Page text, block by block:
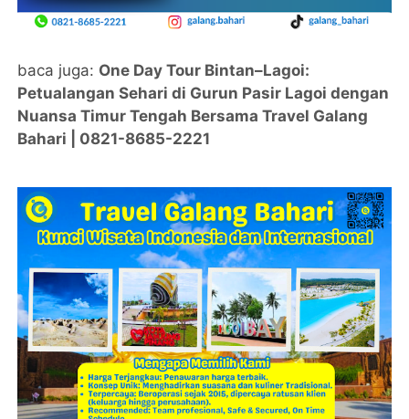
baca juga: One Day Tour Bintan–Lagoi:
Petualangan Sehari di Gurun Pasir Lagoi dengan
Nuansa Timur Tengah Bersama Travel Galang
Bahari | 0821-8685-2221